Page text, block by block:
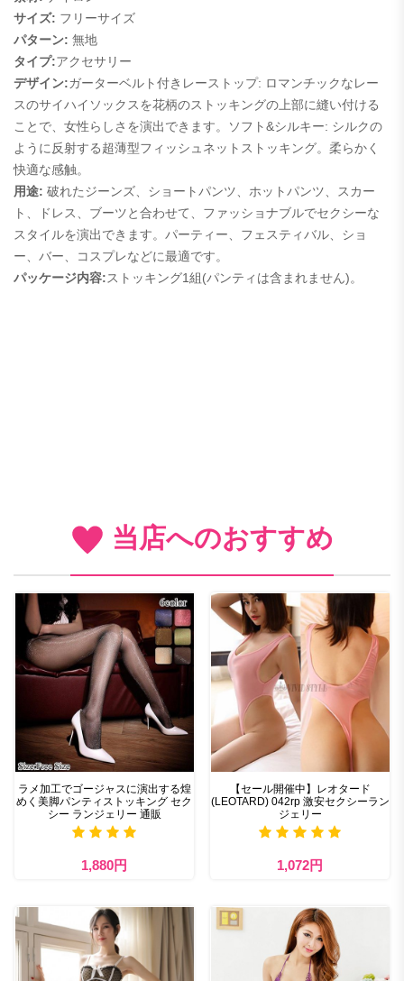
サイズ: フリーサイズ
パターン: 無地
タイプ:アクセサリー
デザイン:ガーターベルト付きレーストップ: ロマンチックなレー
スのサイハイソックスを花柄のストッキングの上部に縫い付ける
ことで、女性らしさを演出できます。
ソフト&シルキー: シルクの
ように反射する超薄型フィッシュネットストッキング。柔らかく
快適な感触。
用途: 破れたジーンズ、ショートパンツ、ホットパンツ、スカー
ト、ドレス、ブーツと合わせて、ファッショナブルでセクシーな
スタイルを演出できます。パーティー、フェスティバル、ショ
ー、バー、コスプレなどに最適です。
パッケージ内容:ストッキング1組(パンティは含まれません)。
当店へのおすすめ
ラメ加工でゴージャスに演出する煌
めく美脚パンティストッキング セク
シー ランジェリー 通販
1,880円
【セール開催中】レオタード
(LEOTARD) 042rp 激安セクシーラン
ジェリー
1,072円